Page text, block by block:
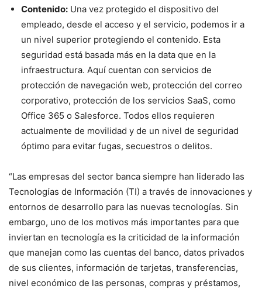
Contenido: Una vez protegido el dispositivo del
empleado, desde el acceso y el servicio, podemos ir a
un nivel superior protegiendo el contenido. Esta
seguridad está basada más en la data que en la
infraestructura. Aquí cuentan con servicios de
protección de navegación web, protección del correo
corporativo, protección de los servicios SaaS, como
Office 365 o Salesforce. Todos ellos requieren
actualmente de movilidad y de un nivel de seguridad
óptimo para evitar fugas, secuestros o delitos.
“Las empresas del sector banca siempre han liderado las
Tecnologías de Información (TI) a través de innovaciones y
entornos de desarrollo para las nuevas tecnologías. Sin
embargo, uno de los motivos más importantes para que
inviertan en tecnología es la criticidad de la información
que manejan como las cuentas del banco, datos privados
de sus clientes, información de tarjetas, transferencias,
nivel económico de las personas, compras y préstamos,